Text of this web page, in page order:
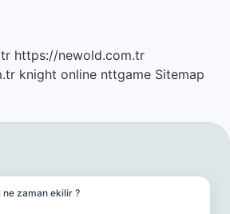
https://newold.com.tr
knight online nttgame Sitemap
ne zaman ekilir ?